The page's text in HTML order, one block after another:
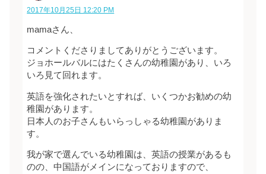
2017年10月25日 12:20 PM
mamaさん、
コメントくださりましてありがとうございます。
ジョホールバルにはたくさんの幼稚園があり、いろ
いろ見て回れます。
英語を強化されたいとすれば、いくつかお勧めの幼
稚園があります。
日本人のお子さんもいらっしゃる幼稚園がありま
す。
我が家で選んでいる幼稚園は、英語の授業があるも
のの、中国語がメインになっておりますので、